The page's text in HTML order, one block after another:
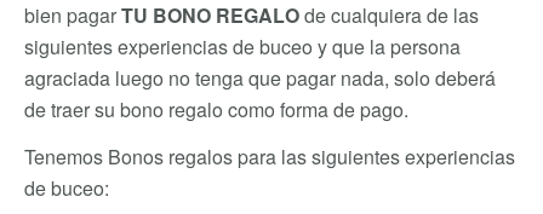
bien pagarTU BONO REGALOde cualquiera de las
siguientes experiencias de buceo y que la persona
agraciada luego no tenga que pagar nada, solo deberá
de traer su bono regalo como forma de pago.
Tenemos Bonos regalos para las siguientes experiencias
de buceo: